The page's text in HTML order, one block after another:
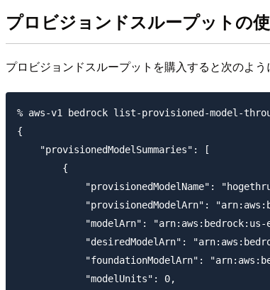
プロビジョンドスループットの
プロビジョンドスループットを購入すると次のよ
% aws-v1 bedrock list-provisioned-model-
{
    "provisionedModelSummaries": [
        {
"provisionedModelName":
"provisionedModelArn":
"modelArn":
"desiredModelArn":
"foundationModelArn":
            "modelUnits": 0,